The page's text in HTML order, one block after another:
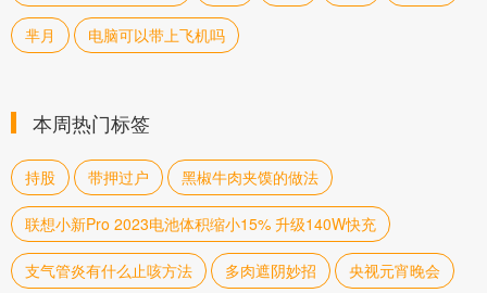
芈月 电脑可以带上飞机吗
本周热门标签
持股 带押过户 黑椒牛肉夹馍的做法
联想小新Pro 2023电池体积缩小15% 升级140W快充
支气管炎有什么止咳方法 多肉遮阴妙招 央视元宵晚会